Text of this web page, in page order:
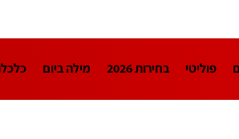
פוליטי בחירות 2026 מילה ביום